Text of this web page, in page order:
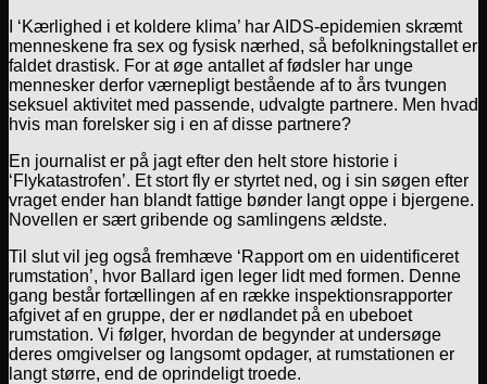
I ‘Kærlighed i et koldere klima’ har AIDS-epidemien skræmt
menneskene fra sex og fysisk nærhed, så befolkningstallet er
faldet drastisk. For at øge antallet af fødsler har unge
mennesker derfor værnepligt bestående af to års tvungen
seksuel aktivitet med passende, udvalgte partnere. Men hvad
hvis man forelsker sig i en af disse partnere?
En journalist er på jagt efter den helt store historie i
‘Flykatastrofen’. Et stort fly er styrtet ned, og i sin søgen efter
vraget ender han blandt fattige bønder langt oppe i bjergene.
Novellen er sært gribende og samlingens ældste.
Til slut vil jeg også fremhæve ‘Rapport om en uidentificeret
rumstation’, hvor Ballard igen leger lidt med formen. Denne
gang består fortællingen af en række inspektionsrapporter
afgivet af en gruppe, der er nødlandet på en ubeboet
rumstation. Vi følger, hvordan de begynder at undersøge
deres omgivelser og langsomt opdager, at rumstationen er
langt større, end de oprindeligt troede.